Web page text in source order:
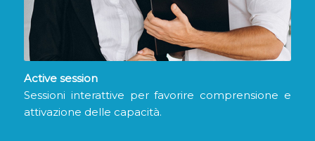
Active session
Sessioni interattive per favorire comprensione e
attivazione delle capacità.